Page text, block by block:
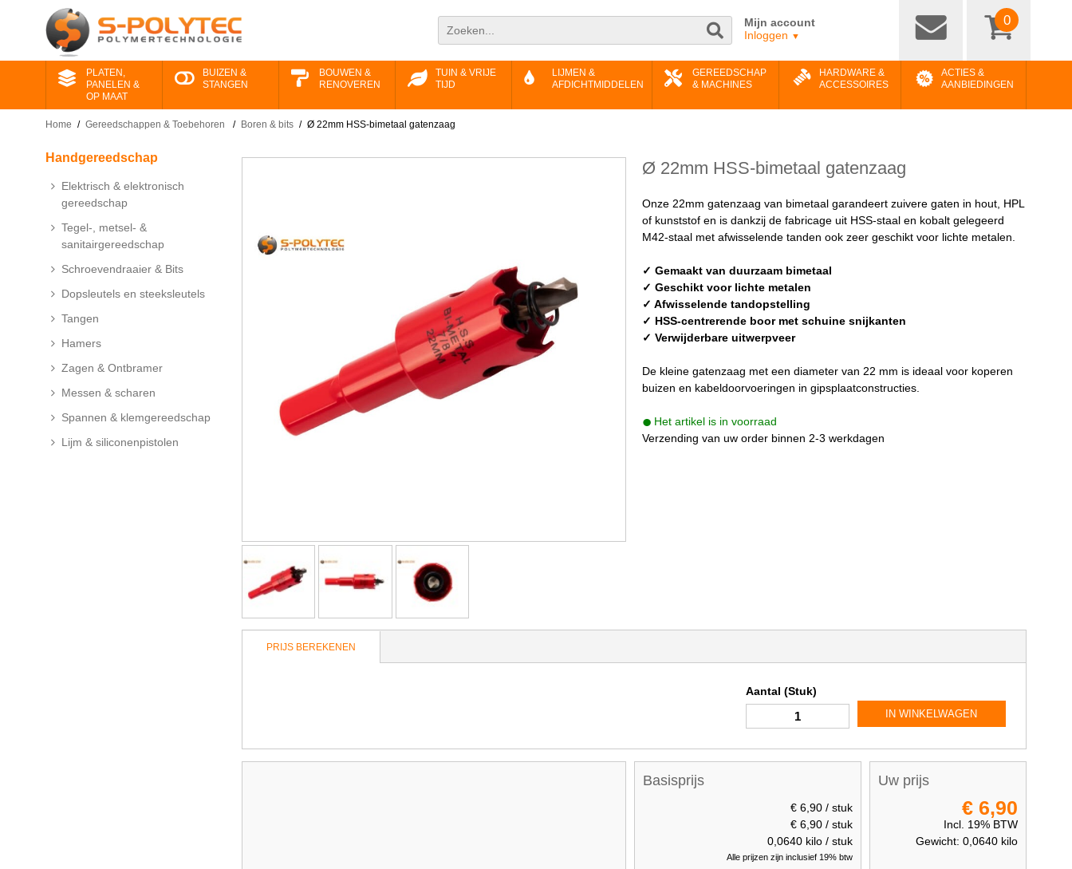
Mijn account
Inloggen ▼
0
PLATEN,
PANELEN &
OP MAAT
BUIZEN &
STANGEN
BOUWEN &
RENOVEREN
TUIN & VRIJE
TIJD
LIJMEN &
AFDICHTMIDDELEN
GEREEDSCHAP
& MACHINES
HARDWARE &
ACCESSOIRES
ACTIES &
AANBIEDINGEN
Home / Gereedschappen ​& Toebehoren / Boren & bits / Ø 22mm HSS-bimetaal gatenzaag
Handgereedschap
Elektrisch & elektronisch
gereedschap
Tegel-, metsel- &
sanitairgereedschap
Schroevendraaier & Bits
Dopsleutels en steeksleutels
Tangen
Hamers
Zagen & Ontbramer
Messen & scharen
Spannen & klemgereedschap
Lijm & siliconenpistolen
Ø 22mm HSS-bimetaal gatenzaag
Onze 22mm gatenzaag van bimetaal garandeert zuivere gaten in hout, HPL
of kunststof en is dankzij de fabricage uit HSS-staal en kobalt gelegeerd
M42-staal met afwisselende tanden ook zeer geschikt voor lichte metalen.
✓ Gemaakt van duurzaam bimetaal
✓ Geschikt voor lichte metalen
✓ Afwisselende tandopstelling
✓ HSS-centrerende boor met schuine snijkanten
✓ Verwijderbare uitwerpveer
De kleine gatenzaag met een diameter van 22 mm is ideaal voor koperen
buizen en kabeldoorvoeringen in gipsplaatconstructies.
Het artikel is in voorraad
Verzending van uw order binnen 2-3 werkdagen
PRIJS BEREKENEN
Aantal (Stuk)
IN WINKELWAGEN
Basisprijs
€ 6,90 / stuk
€ 6,90 / stuk
0,0640 kilo / stuk
Alle prijzen zijn inclusief 19% btw
Uw prijs
€ 6,90
Incl. 19% BTW
Gewicht: 0,0640kilo